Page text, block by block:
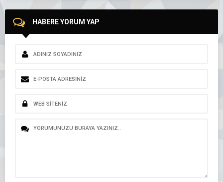
HABERE YORUM YAP